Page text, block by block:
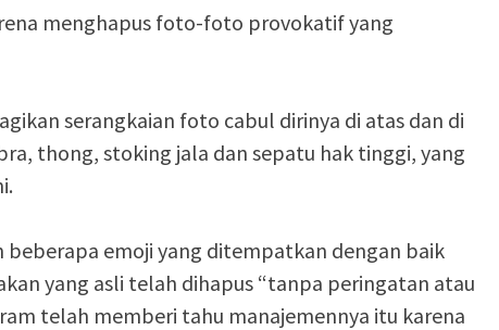
menghapus foto-foto provokatif yang
serangkaian foto cabul dirinya di atas dan di
thong, stoking jala dan sepatu hak tinggi, yang
emoji yang ditempatkan dengan baik
yang asli telah dihapus “tanpa peringatan atau
telah memberi tahu manajemennya itu karena